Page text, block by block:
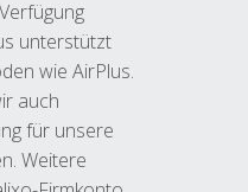
unterstützt
wie AirPlus.
auch
für unsere
Weitere